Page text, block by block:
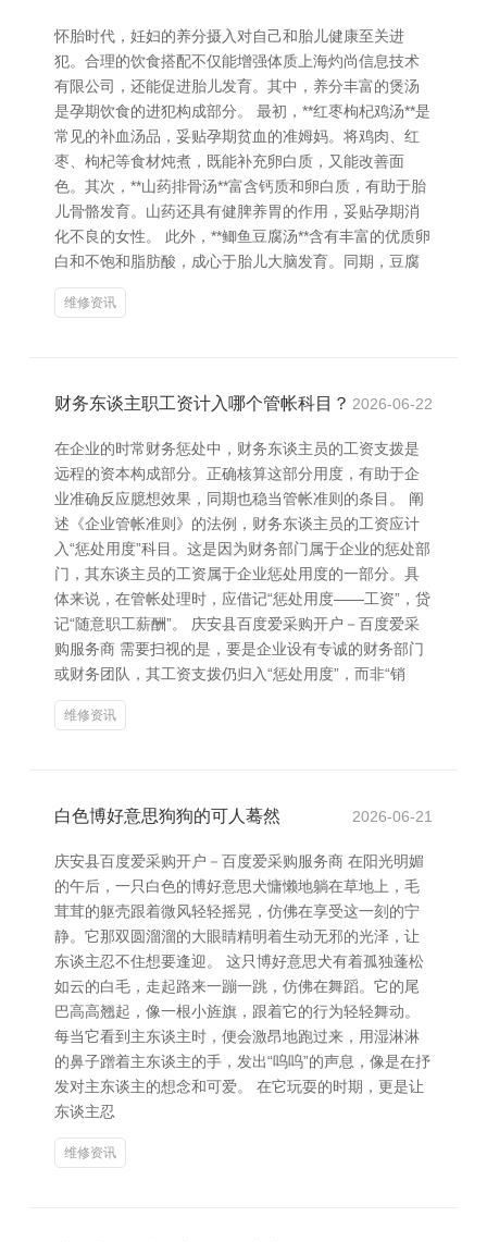
怀胎时代，妊妇的养分摄入对自己和胎儿健康至关进
犯。合理的饮食搭配不仅能增强体质上海灼尚信息技术
有限公司，还能促进胎儿发育。其中，养分丰富的煲汤
是孕期饮食的进犯构成部分。 最初，**红枣枸杞鸡汤**是
常见的补血汤品，妥贴孕期贫血的准姆妈。将鸡肉、红
枣、枸杞等食材炖煮，既能补充卵白质，又能改善面
色。其次，**山药排骨汤**富含钙质和卵白质，有助于胎
儿骨骼发育。山药还具有健脾养胃的作用，妥贴孕期消
化不良的女性。 此外，**鲫鱼豆腐汤**含有丰富的优质卵
白和不饱和脂肪酸，成心于胎儿大脑发育。同期，豆腐
维修资讯
财务东谈主职工资计入哪个管帐科目？ 2026-06-22
在企业的时常财务惩处中，财务东谈主员的工资支拨是
远程的资本构成部分。正确核算这部分用度，有助于企
业准确反应臆想效果，同期也稳当管帐准则的条目。 阐
述《企业管帐准则》的法例，财务东谈主员的工资应计
入“惩处用度”科目。这是因为财务部门属于企业的惩处部
门，其东谈主员的工资属于企业惩处用度的一部分。具
体来说，在管帐处理时，应借记“惩处用度——工资”，贷
记“随意职工薪酬”。 庆安县百度爱采购开户－百度爱采
购服务商 需要扫视的是，要是企业设有专诚的财务部门
或财务团队，其工资支拨仍归入“惩处用度”，而非“销
维修资讯
白色博好意思狗狗的可人蓦然 2026-06-21
庆安县百度爱采购开户－百度爱采购服务商 在阳光明媚
的午后，一只白色的博好意思犬慵懒地躺在草地上，毛
茸茸的躯壳跟着微风轻轻摇晃，仿佛在享受这一刻的宁
静。它那双圆溜溜的大眼睛精明着生动无邪的光泽，让
东谈主忍不住想要逢迎。 这只博好意思犬有着孤独蓬松
如云的白毛，走起路来一蹦一跳，仿佛在舞蹈。它的尾
巴高高翘起，像一根小旌旗，跟着它的行为轻轻舞动。
每当它看到主东谈主时，便会激昂地跑过来，用湿淋淋
的鼻子蹭着主东谈主的手，发出“呜呜”的声息，像是在抒
发对主东谈主的想念和可爱。 在它玩耍的时期，更是让
东谈主忍
维修资讯